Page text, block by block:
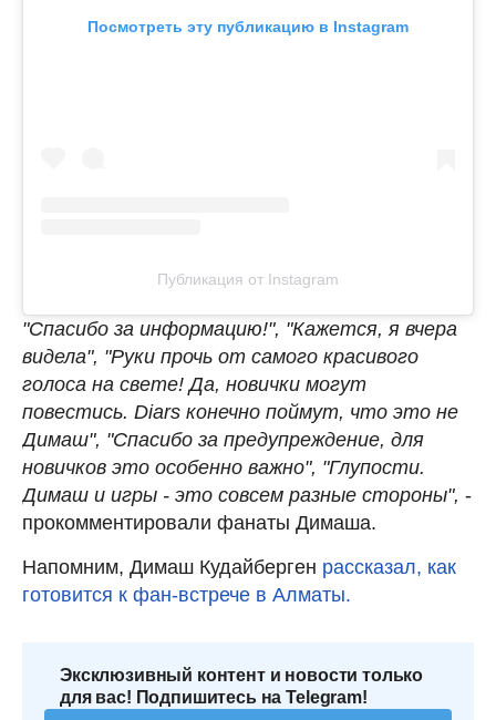
Посмотреть эту публикацию в Instagram
Публикация от Instagram
"Спасибо за информацию!", "Кажется, я вчера
видела", "Руки прочь от самого красивого
голоса на свете! Да, новички могут
повестись. Diars конечно поймут, что это не
Димаш", "Спасибо за предупреждение, для
новичков это особенно важно", "Глупости.
Димаш и игры - это совсем разные стороны", -
прокомментировали фанаты Димаша.
Напомним, Димаш Кудайберген рассказал, как
готовится к фан-встрече в Алматы.
Эксклюзивный контент и новости только
для вас! Подпишитесь на Telegram!